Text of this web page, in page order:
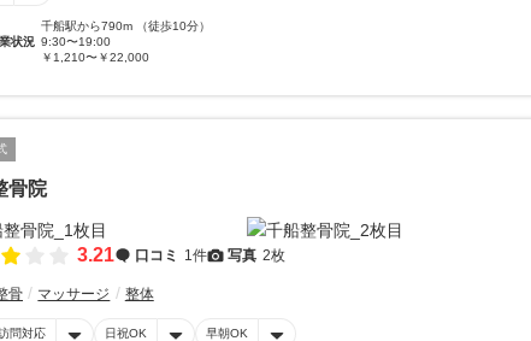
千船駅から790m （徒歩10分）
状況 9:30〜19:00
￥1,210〜￥22,000
骨院
3.21 口コミ 1件 写真 2枚
骨 マッサージ 整体
問対応 日祝OK 早朝OK